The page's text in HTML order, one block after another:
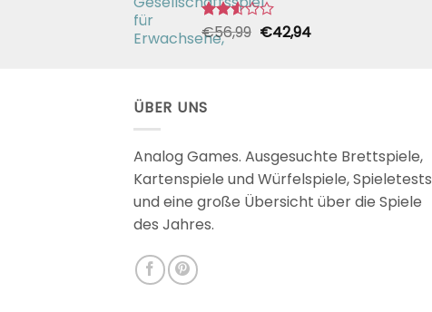
Bewertet
mit
€56,99 Ursprünglicher
€42,94Aktueller
ÜBER UNS
Analog Games. Ausgesuchte Brettspiele,
Kartenspiele und Würfelspiele, Spieletests
und eine große Übersicht über die Spiele
des Jahres.